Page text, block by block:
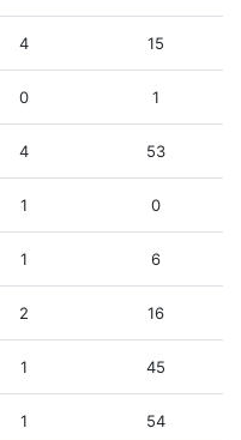
4 15
0 1
4 53
1 0
1 6
2 16
1 45
1 54